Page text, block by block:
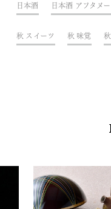
日本酒 日本酒 アフタヌ
秋 スイーツ 秋 味覚